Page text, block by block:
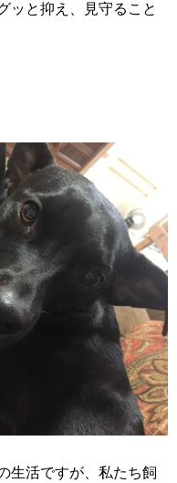
ッと抑え、見守ること
生活ですが、私たち飼